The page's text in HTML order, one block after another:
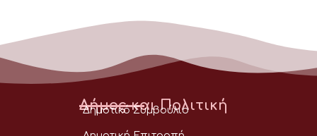
Δήμος και Πολιτική
Δημοτικό Συμβούλιο